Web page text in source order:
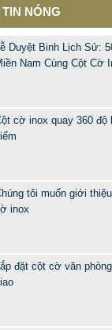
CHO SẾP – ĐỘC
BÀN & HỘP BÚT
VNĐ
TANG Y NGHIA
NÓNG
Duyệt Binh Lịch Sử:
Nam Cùng Cột Cờ
cờ inox quay 360
tôi muốn giới
inox
đặt cột cờ văn